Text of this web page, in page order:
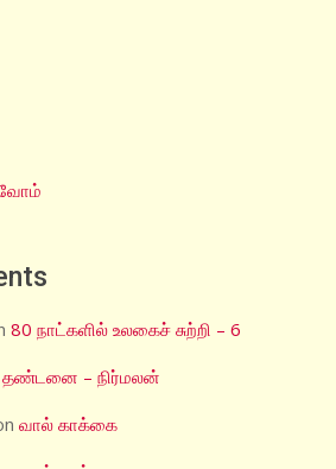
80 நாட்களில் உலகைச் சுற்றி – 6
தண்டனை – நிர்மலன்
வால் காக்கை